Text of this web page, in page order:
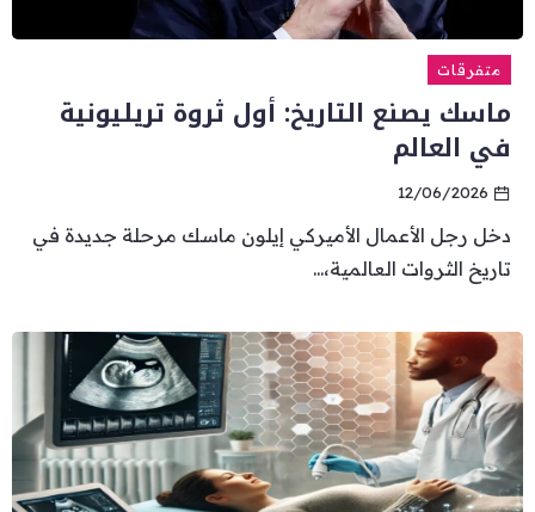
متفرقات
ماسك يصنع التاريخ: أول ثروة تريليونية
في العالم
12/06/2026
دخل رجل الأعمال الأميركي إيلون ماسك مرحلة جديدة في
تاريخ الثروات العالمية،...